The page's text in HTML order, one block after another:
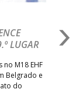
LUGAR
M18 EHF
Belgrado e
do